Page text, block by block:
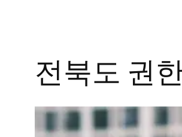
전북도 권